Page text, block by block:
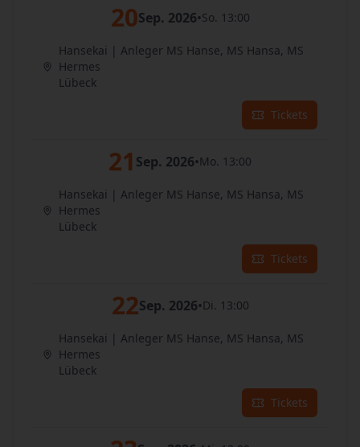
20Sep. 2026•So. 13:00
Hansekai | Anleger MS Hanse, MS Hansa, MS
Hermes
Lübeck
Tickets
21 Sep. 2026•Mo. 13:00
Hansekai | Anleger MS Hanse, MS Hansa, MS
Hermes
Lübeck
Tickets
22Sep. 2026•Di. 13:00
Hansekai | Anleger MS Hanse, MS Hansa, MS
Hermes
Lübeck
Tickets